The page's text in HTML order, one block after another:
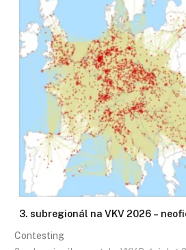
3. subregionál na VKV 2026 –
Contesting